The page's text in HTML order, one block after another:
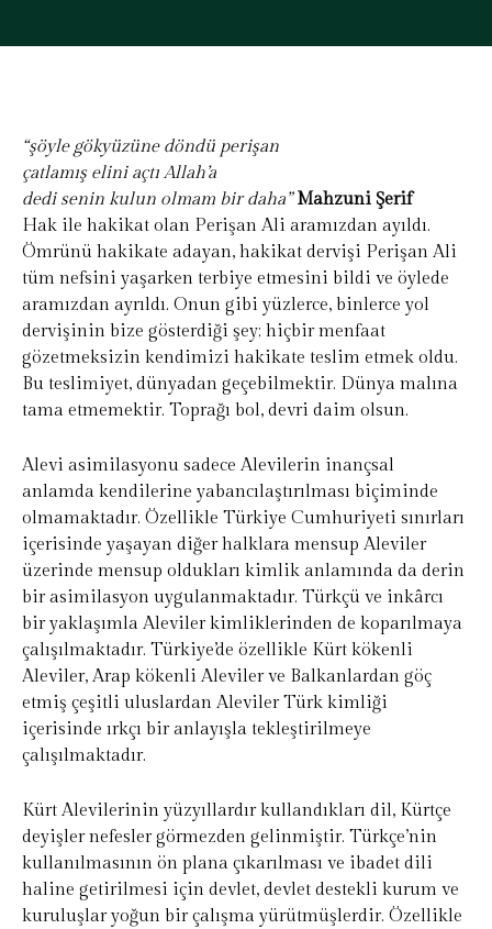
“şöyle gökyüzüne döndü perişan
çatlamış elini açtı Allah’a
dedi senin kulun olmam bir daha”Mahzuni Şerif
Hak ile hakikat olan Perişan Ali aramızdan ayıldı.
Ömrünü hakikate adayan, hakikat dervişi Perişan Ali
tüm nefsini yaşarken terbiye etmesini bildi ve öylede
aramızdan ayrıldı. Onun gibi yüzlerce, binlerce yol
dervişinin bize gösterdiği şey; hiçbir menfaat
gözetmeksizin kendimizi hakikate teslim etmek oldu.
Bu teslimiyet, dünyadan geçebilmektir. Dünya malına
tama etmemektir. Toprağı bol, devri daim olsun.
Alevi asimilasyonu sadece Alevilerin inançsal
anlamda kendilerine yabancılaştırılması biçiminde
olmamaktadır. Özellikle Türkiye Cumhuriyeti sınırları
içerisinde yaşayan diğer halklara mensup Aleviler
üzerinde mensup oldukları kimlik anlamında da derin
bir asimilasyon uygulanmaktadır. Türkçü ve inkârcı
bir yaklaşımla Aleviler kimliklerinden de koparılmaya
çalışılmaktadır. Türkiye’de özellikle Kürt kökenli
Aleviler, Arap kökenli Aleviler ve Balkanlardan göç
etmiş çeşitli uluslardan Aleviler Türk kimliği
içerisinde ırkçı bir anlayışla tekleştirilmeye
çalışılmaktadır.
Kürt Alevilerinin yüzyıllardır kullandıkları dil, Kürtçe
deyişler nefesler görmezden gelinmiştir. Türkçe’nin
kullanılmasının ön plana çıkarılması ve ibadet dili
haline getirilmesi için devlet, devlet destekli kurum ve
kuruluşlar yoğun bir çalışma yürütmüşlerdir. Özellikle